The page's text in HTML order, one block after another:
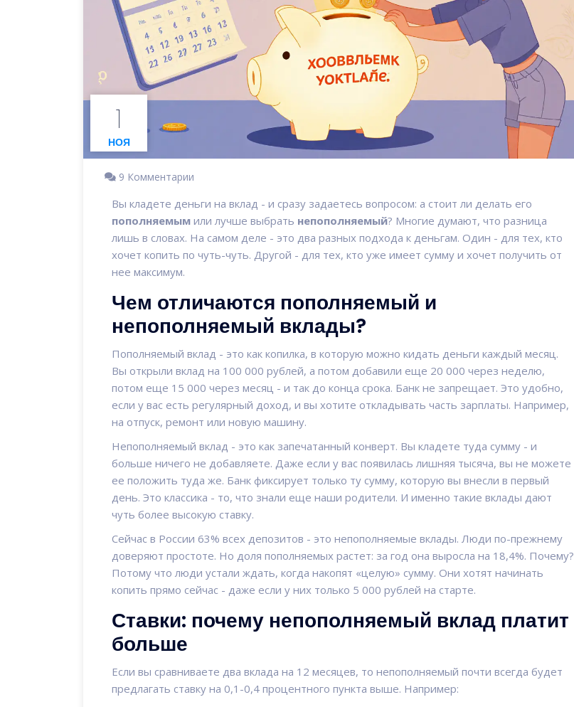
1
НОЯ
9 Комментарии
Вы кладете деньги на вклад - и сразу задаетесь вопросом: а стоит ли делать его
пополняемым или лучше выбрать непополняемый? Многие думают, что разница
лишь в словах. На самом деле - это два разных подхода к деньгам. Один - для тех, кто
хочет копить по чуть-чуть. Другой - для тех, кто уже имеет сумму и хочет получить от
нее максимум.
Чем отличаются пополняемый и
непополняемый вклады?
Пополняемый вклад - это как копилка, в которую можно кидать деньги каждый месяц.
Вы открыли вклад на 100 000 рублей, а потом добавили еще 20 000 через неделю,
потом еще 15 000 через месяц - и так до конца срока. Банк не запрещает. Это удобно,
если у вас есть регулярный доход, и вы хотите откладывать часть зарплаты. Например,
на отпуск, ремонт или новую машину.
Непополняемый вклад - это как запечатанный конверт. Вы кладете туда сумму - и
больше ничего не добавляете. Даже если у вас появилась лишняя тысяча, вы не можете
ее положить туда же. Банк фиксирует только ту сумму, которую вы внесли в первый
день. Это классика - то, что знали еще наши родители. И именно такие вклады дают
чуть более высокую ставку.
Сейчас в России 63% всех депозитов - это непополняемые вклады. Люди по-прежнему
доверяют простоте. Но доля пополняемых растет: за год она выросла на 18,4%. Почему?
Потому что люди устали ждать, когда накопят «целую» сумму. Они хотят начинать
копить прямо сейчас - даже если у них только 5 000 рублей на старте.
Ставки: почему непополняемый вклад платит
больше
Если вы сравниваете два вклада на 12 месяцев, то непополняемый почти всегда будет
предлагать ставку на 0,1-0,4 процентного пункта выше. Например: